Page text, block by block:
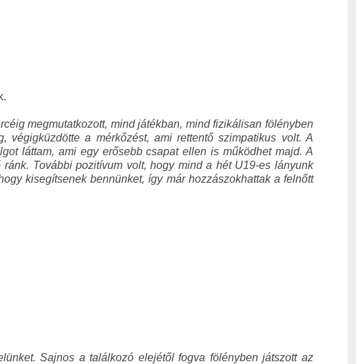
megmutatkozott, mind játékban, mind fizikálisan fölényben
a mérkőzést, ami rettentő szimpatikus volt. A
láttam, ami egy erősebb csapat ellen is működhet majd. A
További pozitívum volt, hogy mind a hét U19-es lányunk
kisegítsenek bennünket, így már hozzászokhattak a felnőtt
Sajnos a találkozó elejétől fogva fölényben játszott az